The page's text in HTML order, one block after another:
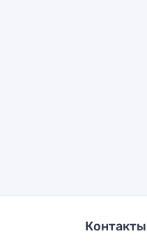
Контакты